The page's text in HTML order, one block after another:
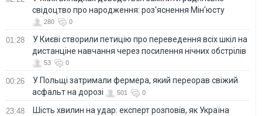
свідоцтво про народження: роз'яснення Мін'юсту
280 0
01:28
У Києві створили петицію про переведення всіх шкіл на
дистанціне навчання через посилення нічних обстрілів
53 0
00:26
У Польщі затримали фермера, який переорав свіжий
асфальт на дорозі
501 0
23:48
Шість хвилин на удар: експерт розповів, як Україна